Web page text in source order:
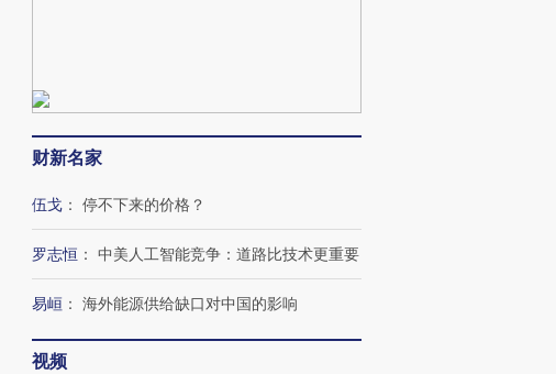
财新名家
伍戈 ： 停不下来的价格？
罗志恒 ： 中美人工智能竞争：道路比技术更重要
易峘 ： 海外能源供给缺口对中国的影响
视频